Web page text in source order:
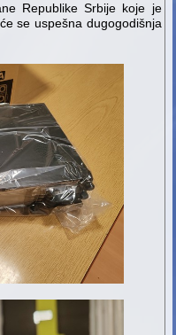
Republike Srbije koje je
se uspešna dugogodišnja